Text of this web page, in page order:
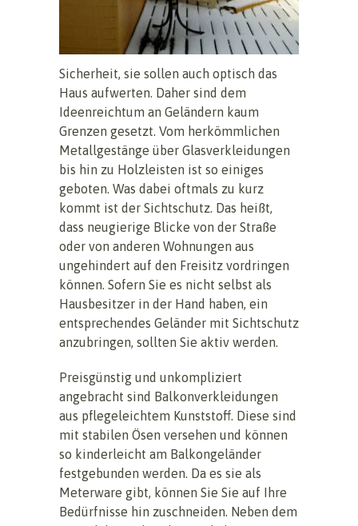
Sicherheit, sie sollen auch optisch das
Haus aufwerten. Daher sind dem
Ideenreichtum an Geländern kaum
Grenzen gesetzt. Vom herkömmlichen
Metallgestänge über Glasverkleidungen
bis hin zu Holzleisten ist so einiges
geboten. Was dabei oftmals zu kurz
kommt ist der Sichtschutz. Das heißt,
dass neugierige Blicke von der Straße
oder von anderen Wohnungen aus
ungehindert auf den Freisitz vordringen
können. Sofern Sie es nicht selbst als
Hausbesitzer in der Hand haben, ein
entsprechendes Geländer mit Sichtschutz
anzubringen, sollten Sie aktiv werden.
Preisgünstig und unkompliziert
angebracht sind Balkonverkleidungen
aus pflegeleichtem Kunststoff. Diese sind
mit stabilen Ösen versehen und können
so kinderleicht am Balkongeländer
festgebunden werden. Da es sie als
Meterware gibt, können Sie Sie auf Ihre
Bedürfnisse hin zuschneiden. Neben dem